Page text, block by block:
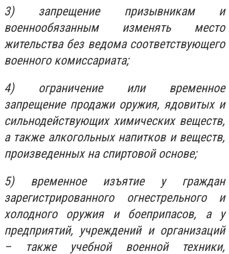
3) запрещение призывникам и
военнообязанным изменять место
жительства без ведома соответствующего
военного комиссариата;
4) ограничение или временное
запрещение продажи оружия, ядовитых и
сильнодействующих химических веществ,
а также алкогольных напитков и веществ,
произведенных на спиртовой основе;
5) временное изъятие у граждан
зарегистрированного огнестрельного и
холодного оружия и боеприпасов, а у
предприятий, учреждений и организаций
– также учебной военной техники,